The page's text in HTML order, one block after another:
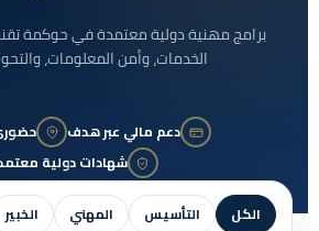
برامج مهنية دولية معتمدة في حوكمة
الخدمات، وأمن المعلومات،
دعم مالي عبر هدف
شهادات دولية
الكل التأسيس المهني
الخبير